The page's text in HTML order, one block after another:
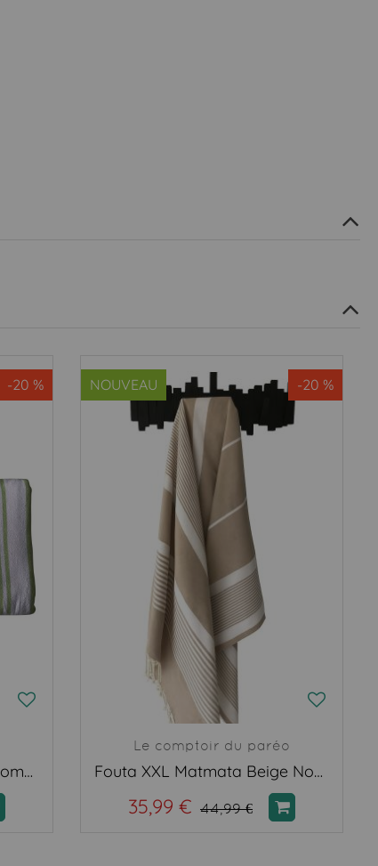
-20 %
Fouta XXL Matmata vert pomme
NOUVEAU -20 %
Le comptoir du paréo
Fouta XXL Matmata Beige Nomade
35,99 € 44,99 €